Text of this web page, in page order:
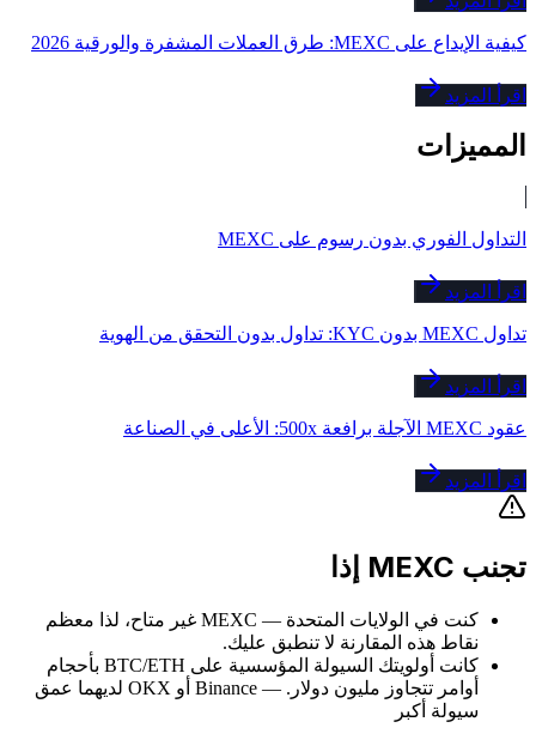
كيفية الإيداع على MEXC: طرق العملات المشفرة والورقية 2026
اقرأ المزيد
المميزات
التداول الفوري بدون رسوم على MEXC
اقرأ المزيد
تداول MEXC بدون KYC: تداول بدون التحقق من الهوية
اقرأ المزيد
عقود MEXC الآجلة برافعة 500x: الأعلى في الصناعة
اقرأ المزيد
تجنب MEXC إذا
كنت في الولايات المتحدة — MEXC غير متاح، لذا معظم
نقاط هذه المقارنة لا تنطبق عليك.
كانت أولويتك السيولة المؤسسية على BTC/ETH بأحجام
أوامر تتجاوز مليون دولار. —
Binance أو OKX لديهما عمق
سيولة أكبر